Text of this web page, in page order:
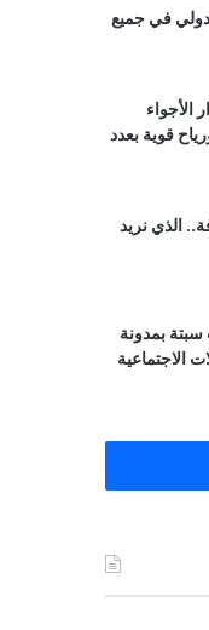
في جميع
قوية بعدد
الذي نريد
بمدونة
الاجتماعية